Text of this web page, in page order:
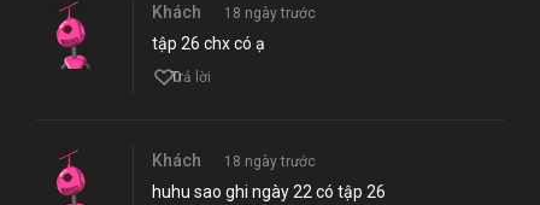
Khách 18 ngày trước
tập 26 chx có ạ
0
Trả lời
Khách 18 ngày trước
huhu sao ghi ngày 22 có tập 26